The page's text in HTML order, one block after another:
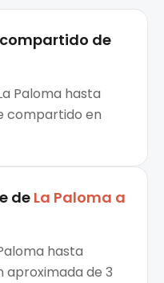
de
Paloma hasta
compartido en
de La Paloma a
hasta
aproximada de 3